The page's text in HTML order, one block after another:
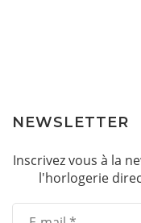
NEWSLETTER
Inscrivez vous à la
l'horlogerie